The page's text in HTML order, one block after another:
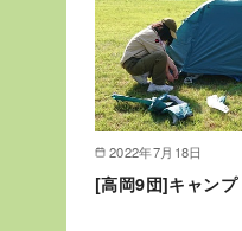
2022年7月18日
[高岡9団]キャンプ